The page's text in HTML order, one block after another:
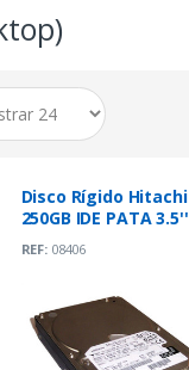
Disco Rígido Hitachi
250GB IDE PATA 3.5''
REF:08406